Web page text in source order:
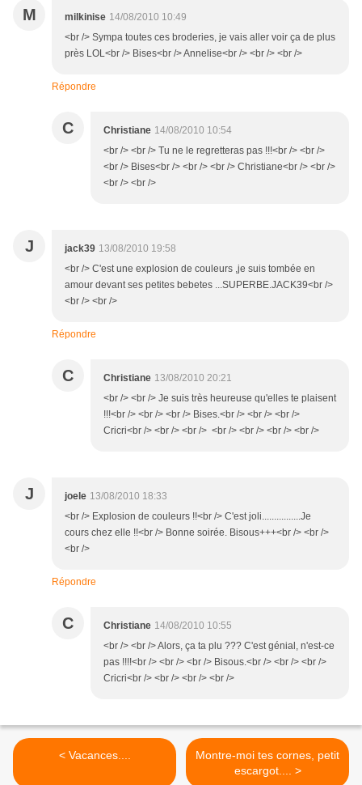
M milkinise 14/08/2010 10:49
<br /> Sympa toutes ces broderies, je vais aller voir ça de plus
près LOL<br /> Bises<br /> Annelise<br /> <br /> <br />
Répondre
C Christiane 14/08/2010 10:54
<br /> <br /> Tu ne le regretteras pas !!!<br /> <br />
<br /> Bises<br /> <br /> <br /> Christiane<br /> <br />
<br /> <br />
J jack39 13/08/2010 19:58
<br /> C'est une explosion de couleurs ,je suis tombée en
amour devant ses petites bebetes ...SUPERBE.JACK39<br />
<br /> <br />
Répondre
C Christiane 13/08/2010 20:21
<br /> <br /> Je suis très heureuse qu'elles te plaisent
!!!<br /> <br /> <br /> Bises.<br /> <br /> <br />
Cricri<br /> <br /> <br /> <br /> <br /> <br /> <br />
J joele 13/08/2010 18:33
<br /> Explosion de couleurs !!<br /> C'est joli................Je
cours chez elle !!<br /> Bonne soirée. Bisous+++<br /> <br />
<br />
Répondre
C Christiane 14/08/2010 10:55
<br /> <br /> Alors, ça ta plu ??? C'est génial, n'est-ce
pas !!!!<br /> <br /> <br /> Bisous.<br /> <br /> <br />
Cricri<br /> <br /> <br /> <br />
< Vacances....
Montre-moi tes cornes, petit
escargot.... >